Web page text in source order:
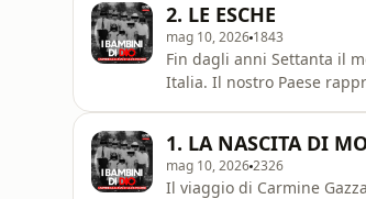
coinvolgime
2. LE ESCHE
mag 10, 2026 1843
Fin dagli anni Settanta il
Italia. Il nostro Paese
anche sua figlia Faith.
un&rsquo;
1. LA NASCITA DI
mag 10, 20262326
Il viaggio di Carmine